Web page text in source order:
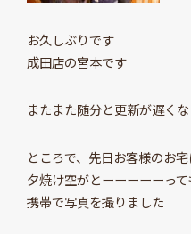
お久しぶりです
成田店の宮本です
またまた随分と更新が遅く
ところで、先日お客様のお
夕焼け空がとーーーーーっ
携帯で写真を撮りました